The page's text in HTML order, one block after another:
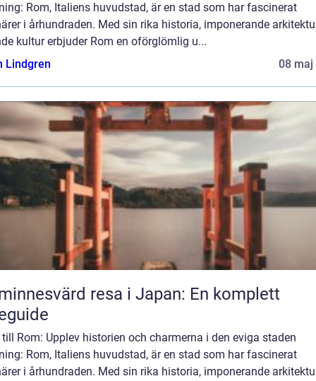
Rom, Italiens huvudstad, är en stad som har fascinerat
i århundraden. Med sin rika historia, imponerande
kultur erbjuder Rom en oförglömlig u...
Lindgren
08 maj
resa i Japan: En komplett
till Rom: Upplev historien och charmerna i den eviga staden
Rom, Italiens huvudstad, är en stad som har fascinerat
i århundraden. Med sin rika historia, imponerande